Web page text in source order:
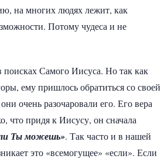
на многих людях лежит, как
Потому чудеса и не
Самого Иисуса. Но так как
ему пришлось обратиться со своей
очень разочаровали его. Его вера
что придя к Иисусу, он сначала
Ты можешь». Так часто и в нашей
это «всемогущее» «если». Если